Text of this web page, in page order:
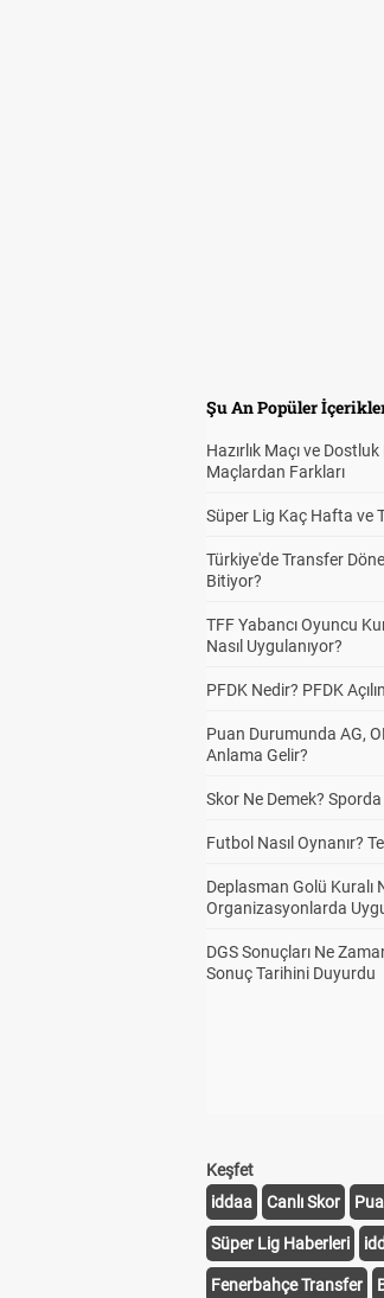
Şu An Popüler
Hazırlık Maçı ve
Maçlardan Farkları
Süper Lig Kaç Hafta ve
Türkiye'de Transfer
Bitiyor?
TFF Yabancı Oyuncu
Nasıl Uygulanıyor?
PFDK Nedir? PFDK
Puan Durumunda AG,
Anlama Gelir?
Skor Ne Demek?
Futbol Nasıl Oynanır?
Deplasman Golü Kuralı
Organizasyonlarda
DGS Sonuçları Ne
Sonuç Tarihini Duyurdu
Keşfet
iddaa
Canlı Skor
Süper Lig Haberleri
Fenerbahçe Transfer